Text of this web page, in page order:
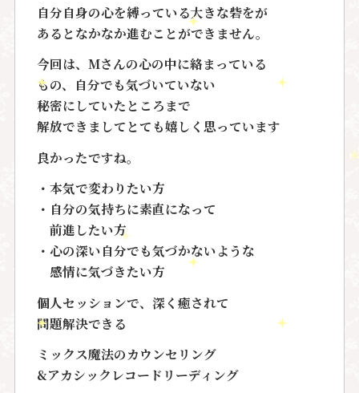
自分自身の心を縛っている大きな砦をが
あるとなかなか進むことができません。
今回は、Mさんの心の中に絡まっている
もの、自分でも気づいていない
秘密にしていたところまで
解放できましてとても嬉しく思っています
良かったですね。
・本気で変わりたい方
・自分の気持ちに素直になって
前進したい方
・心の深い自分でも気づかないような
感情に気づきたい方
個人セッションで、深く癒されて
問題解決できる
ミックス魔法のカウンセリング
&アカシックレコードリーディング